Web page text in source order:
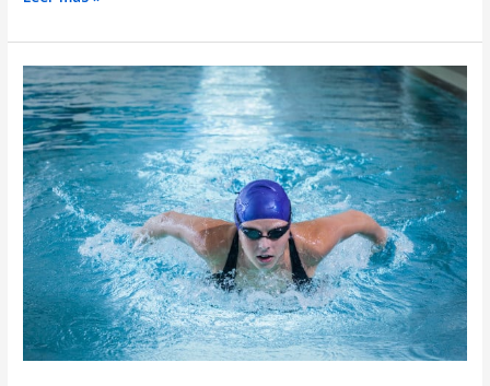
suenan
¿Debo
preocuparme?